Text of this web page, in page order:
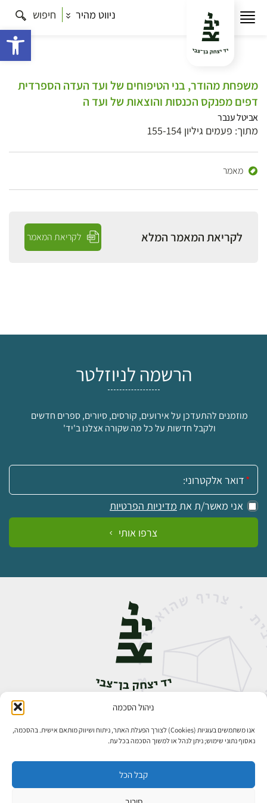
ניהול הסכמה
אנו משתמשים בעוגיות (Cookies) לצורך הפעלת האתר, ניתוח ושיווק מותאם אישית. בהסכמה,
נאסוף נתוני שימוש; ניתן לנהל או למשוך הסכמה בכל עת.
קבל הכל
ניווט מהיר חיפוש
משפחת מהודר, בני הטיפוחים של ועד העדה הספרדית
דפים מפנקס הכנסות והוצאות של ועד ה
אביטל ענבר
מתוך: פעמים גיליון 155-154
מאמר
לקריאת המאמר המלא לקריאת המאמר
הרשמה לניוזלטר
מוזמנים להתעדכן על אירועים, קורסים, סיורים, ספרים חדשים
ולקבל חדשות על כל מה שקורה אצלנו ב'יד'
אימייל:
אני מאשר/ת את מדיניות הפרטיות
צרפו אותי
אבן גבירול 14, רחביה, ירושלים